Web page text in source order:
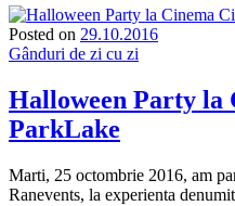
Posted on 29.10.2016
Gânduri de zi cu zi
Halloween Party la
ParkLake
Marti, 25 octombrie 2016, am
Ranevents, la experienta